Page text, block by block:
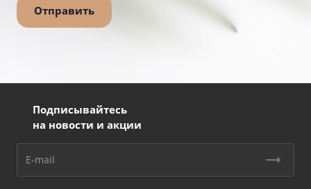
Подписывайтесь
на новости и акции